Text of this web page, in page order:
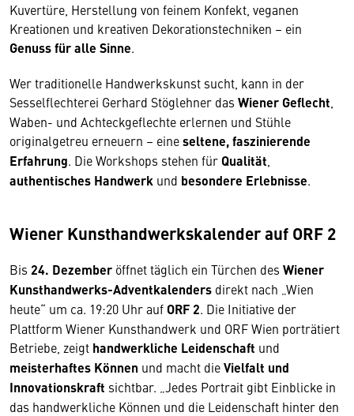
Kuvertüre, Herstellung von feinem Konfekt, veganen
Kreationen und kreativen Dekorationstechniken – ein
Genuss für alle Sinne.
Wer traditionelle Handwerkskunst sucht, kann in der
Sesselflechterei Gerhard Stöglehner das Wiener Geflecht
Waben- und Achteckgeflechte erlernen und Stühle
originalgetreu erneuern – eineseltene, faszinierende
Erfahrung. Die Workshops stehen für Qualität
authentisches Handwerk und besondere Erlebnisse.
Wiener Kunsthandwerkskalender auf ORF 2
Bis 24. Dezember öffnet täglich ein Türchen des Wiener
Kunsthandwerks-Adventkalenders direkt nach „Wien
heute“ um ca. 19:20 Uhr auf ORF 2. Die Initiative der
Plattform Wiener Kunsthandwerk und ORF Wien porträtiert
Betriebe, zeigt handwerkliche Leidenschaft und
meisterhaftes Können und macht dieVielfalt und
Innovationskraft sichtbar. „Jedes Portrait gibt Einblicke in
das handwerkliche Können und die Leidenschaft hinter den